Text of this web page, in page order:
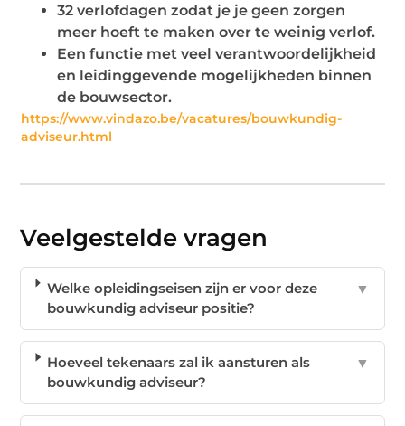
32 verlofdagen zodat je je geen zorgen
meer hoeft te maken over te weinig verlof.
Een functie met veel verantwoordelijkheid
en leidinggevende mogelijkheden binnen
de bouwsector.
https://www.vindazo.be/vacatures/bouwkundig-
adviseur.html
Veelgestelde vragen
Welke opleidingseisen zijn er voor deze
bouwkundig adviseur positie?
▼
Hoeveel tekenaars zal ik aansturen als
bouwkundig adviseur?
▼